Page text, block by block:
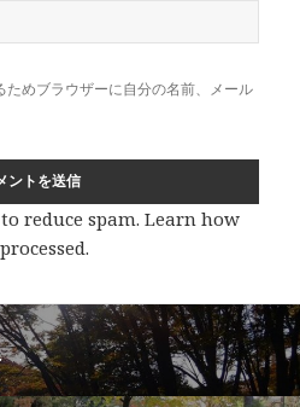
ためブラウザーに自分の名前、メール
reduce spam.Learn how
.